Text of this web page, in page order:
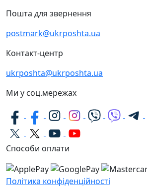
Пошта для звернення
postmark@ukrposhta.ua
Контакт-центр
ukrposhta@ukrposhta.ua
Ми у соц.мережах
Способи оплати
Політика конфіденційності